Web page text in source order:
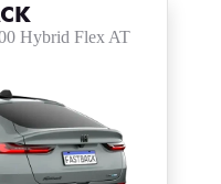
Hybrid Flex AT